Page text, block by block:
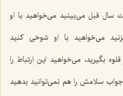
قبل مى‌بینید مى‌خواهید با او
مى‌خواهید با او شوخى کنید
بگیرید، مى‌خواهید این ارتباط را
جواب سلامش را هم نمى‌توانید بدهید